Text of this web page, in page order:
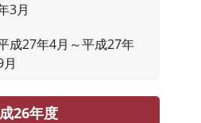
3月
成27年4月～平成27年
月
26年度